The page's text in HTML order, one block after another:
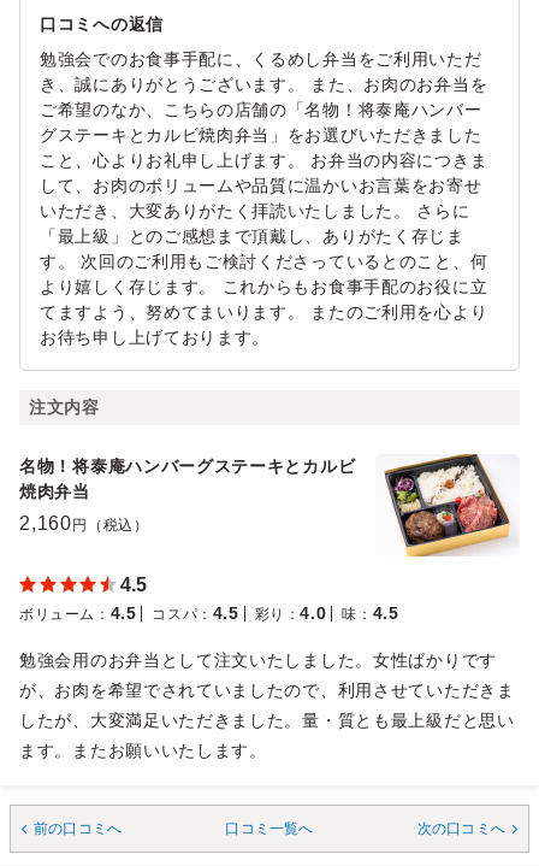
口コミへの返信
勉強会でのお食事手配に、くるめし弁当をご利用いただ
き、誠にありがとうございます。 また、お肉のお弁当を
ご希望のなか、こちらの店舗の「名物！将泰庵ハンバー
グステーキとカルビ焼肉弁当」をお選びいただきました
こと、心よりお礼申し上げます。 お弁当の内容につきま
して、お肉のボリュームや品質に温かいお言葉をお寄せ
いただき、大変ありがたく拝読いたしました。 さらに
「最上級」とのご感想まで頂戴し、ありがたく存じま
す。 次回のご利用もご検討くださっているとのこと、何
より嬉しく存じます。 これからもお食事手配のお役に立
てますよう、努めてまいります。 またのご利用を心より
お待ち申し上げております。
注文内容
名物！将泰庵ハンバーグステーキとカルビ
焼肉弁当
2,160 円（税込）
4.5
ボリューム ： 4.5 コスパ ： 4.5 彩り ：4.0 味 ： 4.5
勉強会用のお弁当として注文いたしました。女性ばかりです
が、お肉を希望でされていましたので、利用させていただきま
したが、大変満足いただきました。量・質とも最上級だと思い
ます。またお願いいたします。
前の口コミへ 口コミ一覧へ 次の口コミへ